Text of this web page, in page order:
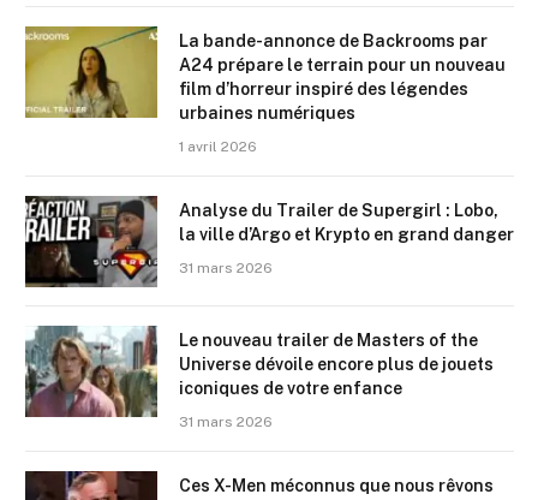
La bande-annonce de Backrooms par
A24 prépare le terrain pour un nouveau
film d’horreur inspiré des légendes
urbaines numériques
1 avril 2026
Analyse du Trailer de Supergirl : Lobo,
la ville d’Argo et Krypto en grand danger
31 mars 2026
Le nouveau trailer de Masters of the
Universe dévoile encore plus de jouets
iconiques de votre enfance
31 mars 2026
Ces X-Men méconnus que nous rêvons